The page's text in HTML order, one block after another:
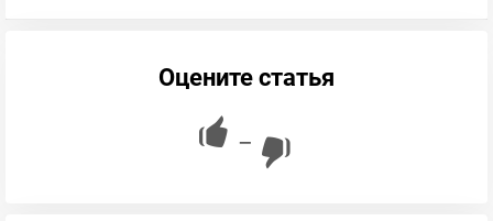
Оцените статья
—